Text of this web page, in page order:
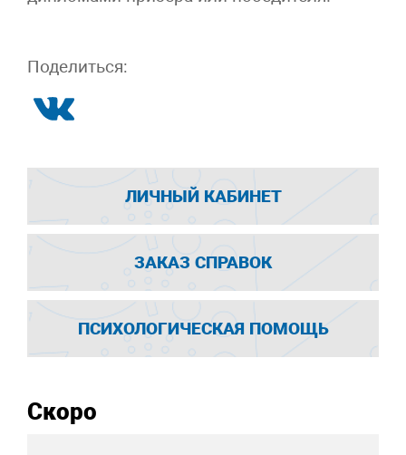
Поделиться:
ЛИЧНЫЙ КАБИНЕТ
ЗАКАЗ СПРАВОК
ПСИХОЛОГИЧЕСКАЯ ПОМОЩЬ
Скоро